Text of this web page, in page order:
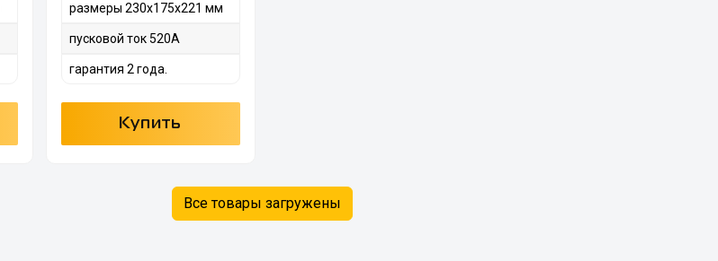
размеры 230х175х221 мм
пусковой ток 520A
гарантия 2 года.
Купить
Все товары загружены